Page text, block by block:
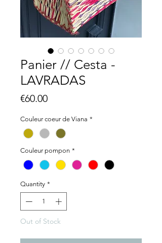
Panier // Cesta -
LAVRADAS
€60.00Price
Couleur coeur de Viana *
Couleur pompon *
Quantity *
Out of Stock